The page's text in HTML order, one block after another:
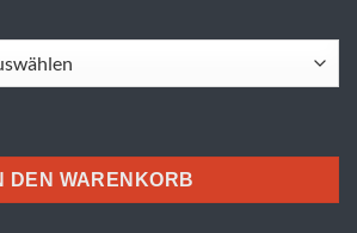
DEN WARENKORB